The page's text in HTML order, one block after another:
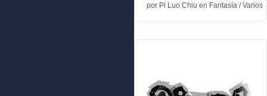
por Pi Luo Chiu en Fantasía /Varios